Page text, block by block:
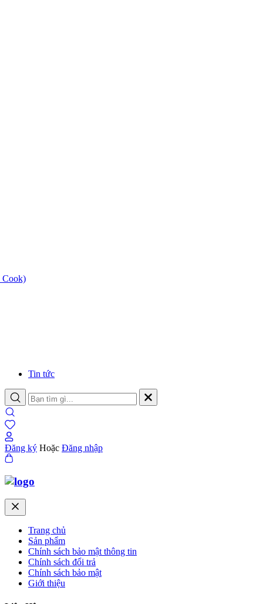
Tin tức
Đăng ký Hoặc Đăng nhập
Trang chủ
Sản phẩm
Chính sách bảo mật thông tin
Chính sách đổi trả
Chính sách bảo mật
Giới thiệu